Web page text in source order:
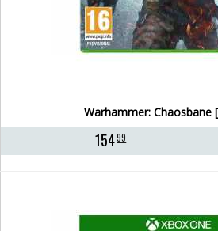
Warhammer: Chaosbane
15499